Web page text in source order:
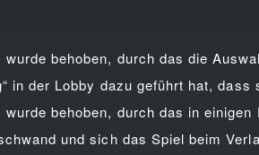
behoben, durch das die
in der Lobby dazu geführt hat,
behoben, durch das in
und sich das Spiel beim